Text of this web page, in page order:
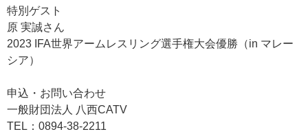
特別ゲスト
原 実誠さん
2023 IFA世界アームレスリング選手権大会優勝（in マレー
シア）
申込・お問い合わせ
一般財団法人 八西CATV
TEL：0894-38-2211